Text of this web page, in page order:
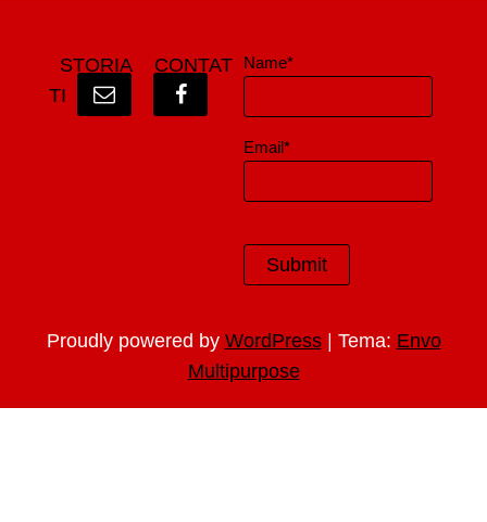
STORIA
CONTAT
TI
Name*
Email*
Proudly powered by WordPress | Tema: Envo
Multipurpose